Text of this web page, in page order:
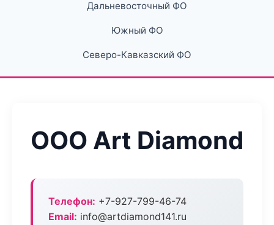
Дальневосточный ФО
Южный ФО
Северо-Кавказский ФО
ООО Art Diamond
Телефон: +7-927-799-46-74
Email: info@artdiamond141.ru